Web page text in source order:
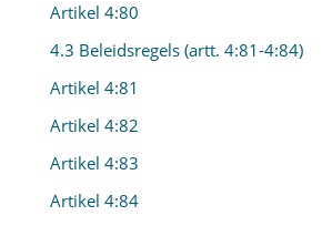
Artikel 4:80
4.3 Beleidsregels (artt. 4:81-4:84)
Artikel 4:81
Artikel 4:82
Artikel 4:83
Artikel 4:84